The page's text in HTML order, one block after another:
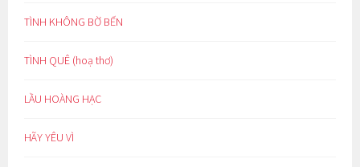
TÌNH KHÔNG BỜ BẾN
TÌNH QUÊ (hoạ thơ)
LẦU HOÀNG HẠC
HÃY YÊU VÌ